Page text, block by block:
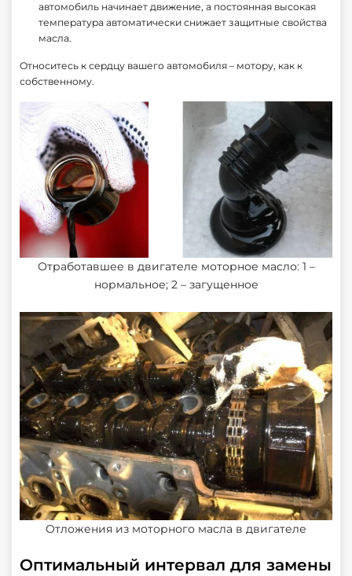
автомобиль начинает движение, а постоянная высокая
температура автоматически снижает защитные свойства
масла.
Относитесь к сердцу вашего автомобиля – мотору, как к
собственному.
Отработавшее в двигателе моторное масло: 1 –
нормальное; 2 – загущенное
Отложения из моторного масла в двигателе
Оптимальный интервал для замены